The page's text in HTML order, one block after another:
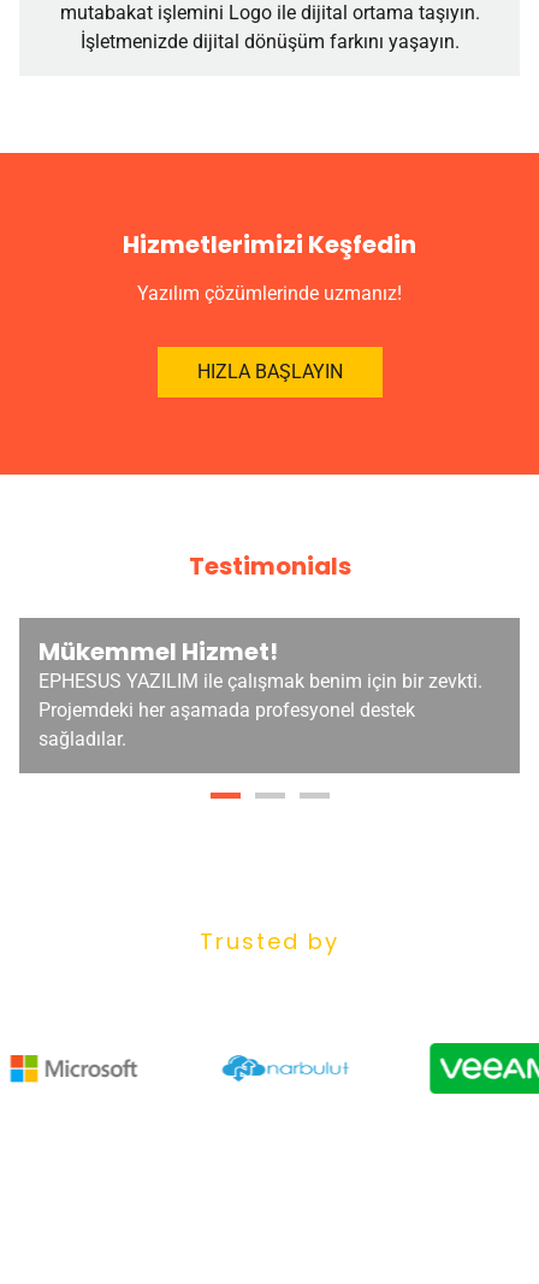
mutabakat işlemini Logo ile dijital ortama taşıyın.
İşletmenizde dijital dönüşüm farkını yaşayın.
Hizmetlerimizi Keşfedin
Yazılım çözümlerinde uzmanız!
HIZLA BAŞLAYIN
Testimonials
Mükemmel Hizmet!
EPHESUS YAZILIM ile çalışmak benim için bir zevkti.
Projemdeki her aşamada profesyonel destek
sağladılar.
Trusted by